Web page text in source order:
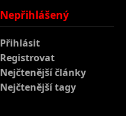
Nepřihlášený
Přihlásit
Registrovat
Nejčtenější články
Nejčtenější tagy